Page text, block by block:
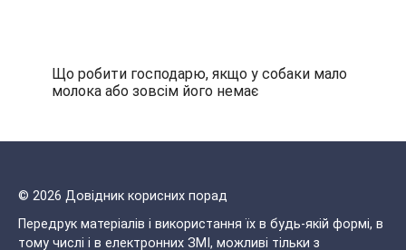
Що робити господарю, якщо у собаки мало
молока або зовсім його немає
© 2026 Довідник корисних порад
Передрук матеріалів і використання їх в будь-якій формі, в
тому числі і в електронних ЗМІ, можливі тільки з